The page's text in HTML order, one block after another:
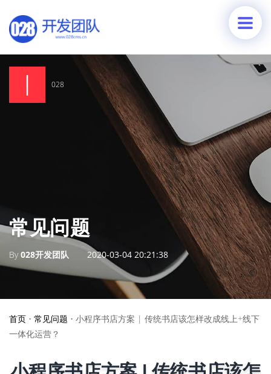
028
常见问题
By028开发团队 2020-03-04 20:21:38
首页 • 常见问题 • 小程序书店方案 | 传统书店该怎样改成线上+线下
一体化运营？